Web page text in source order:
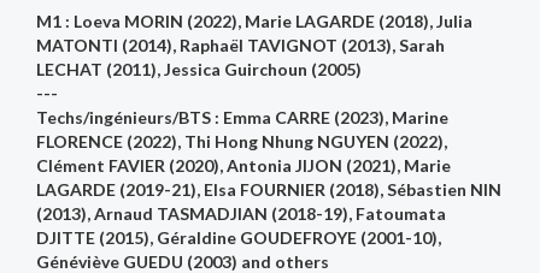
M1 : Loeva MORIN (2022), Marie LAGARDE (2018), Julia
MATONTI (2014), Raphaël TAVIGNOT (2013), Sarah
LECHAT (2011), Jessica Guirchoun (2005)
---
Techs/ingénieurs/BTS : Emma CARRE (2023), Marine
FLORENCE (2022), Thi Hong Nhung NGUYEN (2022),
Clément FAVIER (2020), Antonia JIJON (2021), Marie
LAGARDE (2019-21), Elsa FOURNIER (2018), Sébastien NIN
(2013), Arnaud TASMADJIAN (2018-19), Fatoumata
DJITTE (2015), Géraldine GOUDEFROYE (2001-10),
Généviève GUEDU (2003) and others